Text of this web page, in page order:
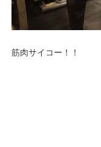
筋肉サイコー！！